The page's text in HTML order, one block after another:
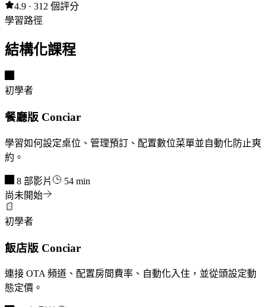
4.9 · 312 個評分
學習路徑
結構化課程
初學者
餐廳版 Conciar
學習如何設定桌位、管理預訂、配置數位菜單並自動化防止爽
約。
8 部影片
54 min
尚未開始
初學者
飯店版 Conciar
連接 OTA 頻道、配置房間費率、自動化入住，並從頭設定動
態定價。